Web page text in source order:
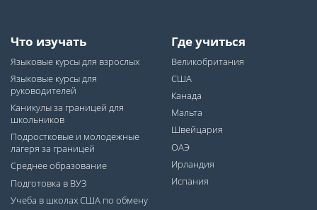
Что изучать
Языковые курсы для взрослых
Языковые курсы для
руководителей
Каникулы за границей для
школьников
Подростковые и молодежные
лагеря за границей
Среднее образование
Подготовка в ВУЗ
Учеба в школах США по обмену
Где учиться
Великобритания
США
Канада
Мальта
Швейцария
ОАЭ
Ирландия
Испания